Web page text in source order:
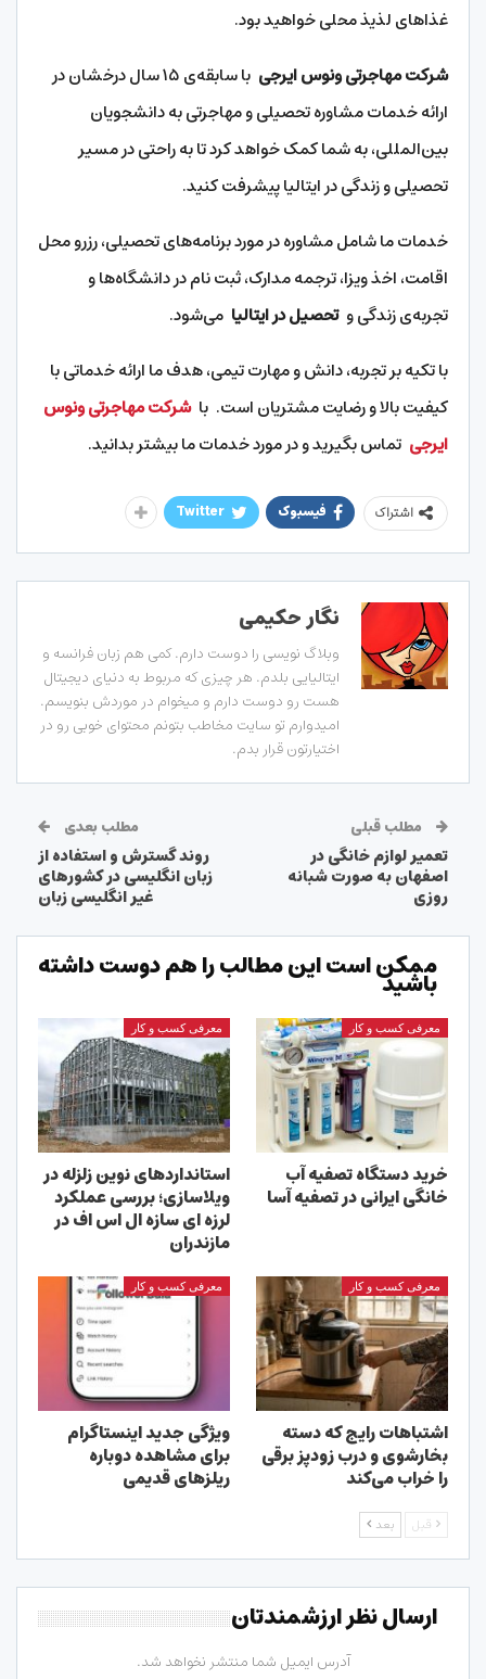
غذاهای لذیذ محلی خواهید بود.
شرکت مهاجرتی ونوس ایرجی
با سابقه‌ی ۱۵ سال درخشان در
ارائه خدمات مشاوره تحصیلی و مهاجرتی به دانشجویان
بین‌المللی، به شما کمک خواهد کرد تا به راحتی در مسیر
تحصیلی و زندگی در ایتالیا پیشرفت کنید.
خدمات ما شامل مشاوره در مورد برنامه‌های تحصیلی، رزرو محل
اقامت، اخذ ویزا، ترجمه مدارک، ثبت نام در دانشگاه‌ها و
تجربه‌ی زندگی وتحصیل در ایتالیا می‌شود.
با تکیه بر تجربه، دانش و مهارت تیمی، هدف ما ارائه خدماتی با
کیفیت بالا و رضایت مشتریان است. باشرکت مهاجرتی ونوس
ایرجی تماس بگیرید و در مورد خدمات ما بیشتر بدانید.
اشتراک فیسبوک Twitter
نگار حکیمی
وبلاگ نویسی را دوست دارم. کمی هم زبان فرانسه و
ایتالیایی بلدم. هر چیزی که مربوط به دنیای دیجیتال
هست رو دوست دارم و میخوام در موردش بنویسم.
امیدوارم تو سایت مخاطب بتونم محتوای خوبی رو در
اختیارتون قرار بدم.
مطلب قبلی
تعمیر لوازم خانگی در
اصفهان به صورت شبانه
روزی
مطلب بعدی
روند گسترش و استفاده از
زبان انگلیسی در کشورهای
غیر انگلیسی زبان
ممکن است این مطالب را هم دوست داشته
باشید
معرفی کسب و کار
خرید دستگاه تصفیه آب
خانگی ایرانی در تصفیه آسا
معرفی کسب و کار
استانداردهای نوین زلزله در
ویلاسازی؛ بررسی عملکرد
لرزه ای سازه ال اس اف در
مازندران
معرفی کسب و کار
اشتباهات رایج که دسته
بخارشوی و درب زودپز برقی
را خراب می‌کند
معرفی کسب و کار
ویژگی جدید اینستاگرام
برای مشاهده دوباره
ریلزهای قدیمی
قبل بعد
ارسال نظر ارزشمندتان
آدرس ایمیل شما منتشر نخواهد شد.